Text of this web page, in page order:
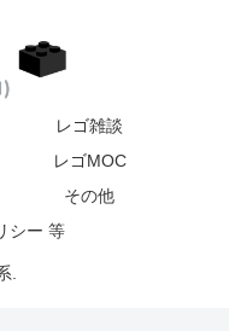
レゴ雑談
レゴMOC
その他
シー 等
.